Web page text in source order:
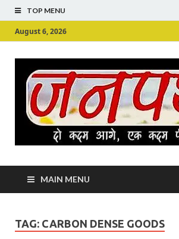
TOP MENU
August 6, 2026
MAIN MENU
TAG: CARBON DENSE GOODS